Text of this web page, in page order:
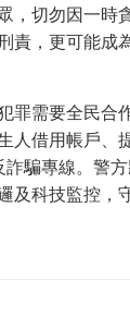
，切勿因一時
責，更可能成
罪需要全民合
人借用帳戶、
詐騙專線。警
及科技監控，